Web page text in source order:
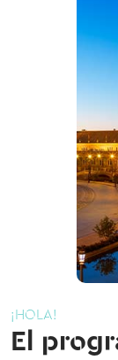
¡HOLA!
El